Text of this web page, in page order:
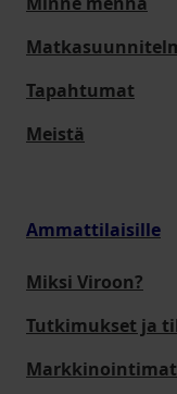
Tapahtumat
Meistä
Ammattilaisille
Miksi Viroon?
Tutkimukset ja